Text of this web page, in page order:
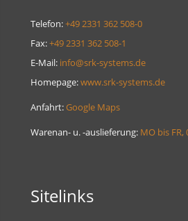
Telefon:+49 2331 362 508-0
Fax:+49 2331 362 508-1
E-Mail: info@srk-systems.de
Homepage:www.srk-systems.de
Anfahrt:Google Maps
Warenan- u. -auslieferung: MO bis FR,
Sitelinks